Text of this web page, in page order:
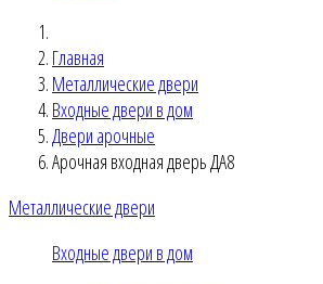
Главная
Металлические двери
Входные двери в дом
Двери арочные
Арочная входная дверь ДА8
Металлические двери
Входные двери в дом